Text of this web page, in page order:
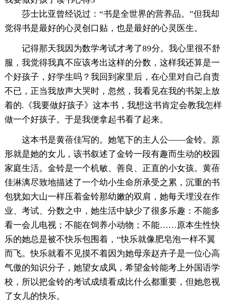
莎士比亚曾经说过：“书是全世界的营养品。”但我却
觉得书是最好的心灵创口贴，也是最好的心灵医生。
记得那天我因为数学考试才考了89分。我心里很不舒
服，我觉得我真不应该考出这样的分数，这样我还算是一
个好孩子，好学生吗？我回到家里后，在心里对自己自责
不已，正当我放声大哭时，忽然，我看见在我的书架上放
着的.《我要做好孩子》这本书，我想这书肯定会教我怎样
做一个好孩子。于是我便拿起书看了起来。
这本书是黄蓓佳写的。她笔下的主人公——金铃。原
形就是她的女儿，该书叙述了金铃一段有趣而生动的校园
家庭生活。金铃是一个机敏、善良、正直的小女孩。黄蓓
佳淋漓尽致地描述了一个幼小生命所承受之累，沉重的书
包犹如大山一样压着金铃那幼嫩的双肩，她每天埋没在作
业、考试、分数之中，她生活中缺少了很多乐趣：不能多
看一会儿电视；不能在饲养小动物；不能……原本生性快
乐的她总是被不快乐包围着，“快乐就像肥皂泡一样不翼
而飞。快乐就看不见摸不着因为她母亲赵卉子是一位心高
气傲的知识分子，她望女成凤，希望金铃能考上外国语学
校，所以把金铃的考试成绩看成比什么都重要，但她忽视
了女儿的快乐。